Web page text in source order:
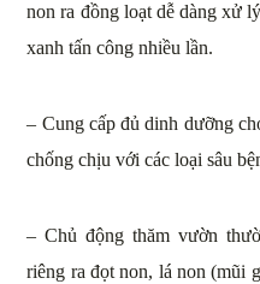
non ra đồng loạt dễ dàng xử
xanh tấn công nhiều lần.
– Cung cấp đủ dinh dưỡng
chống chịu với các loại sâu
– Chủ động thăm vườn
riêng ra đọt non, lá non (mũi